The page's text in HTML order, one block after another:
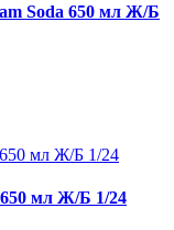
Soda 650 мл Ж/Б
мл Ж/Б 1/24